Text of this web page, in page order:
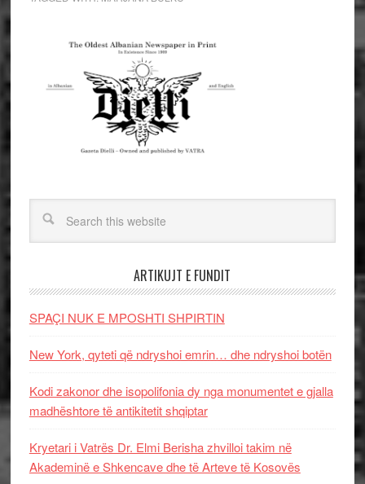
ARTIKUJT E FUNDIT
SPAÇI NUK E MPOSHTI SHPIRTIN
New York, qyteti që ndryshoi emrin… dhe ndryshoi botën
Kodi zakonor dhe isopolifonia dy nga monumentet e gjalla
madhështore të antikitetit shqiptar
Kryetari i Vatrës Dr. Elmi Berisha zhvilloi takim në
Akademinë e Shkencave dhe të Arteve të Kosovës